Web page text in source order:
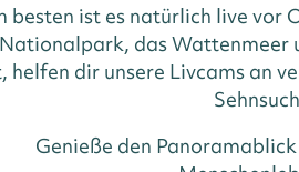
besten ist es natürlich live vor
das Wattenmeer
helfen dir unsere Livcams an
Genieße den